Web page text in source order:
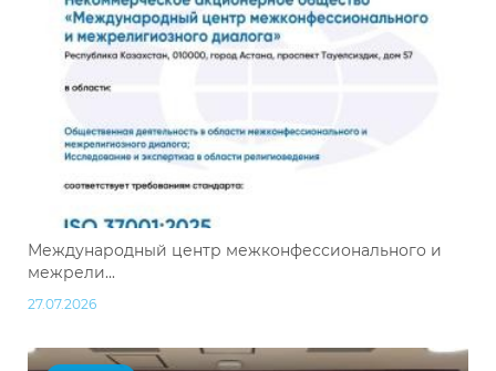
Международный центр межконфессионального и
межрели...
27.07.2026